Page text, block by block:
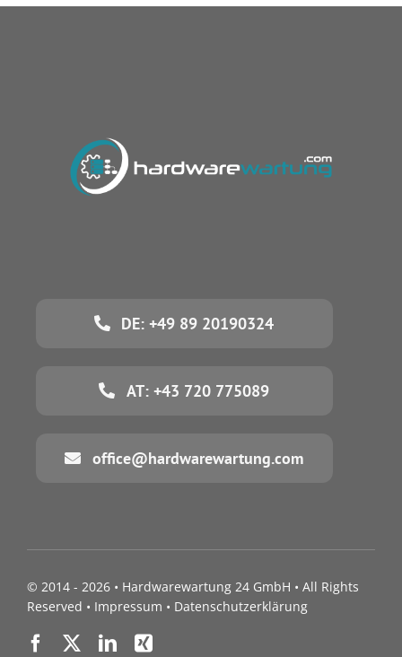
DE: +49 89 20190324
AT: +43 720 775089
office@hardwarewartung.com
© 2014 - 2026 • Hardwarewartung 24 GmbH • All Rights
Reserved • Impressum • Datenschutzerklärung